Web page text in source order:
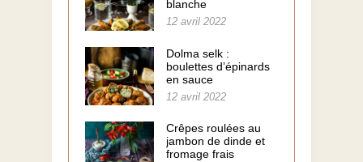
blanche
12 avril 2022
Dolma selk :
boulettes d’épinards
en sauce
12 avril 2022
Crêpes roulées au
jambon de dinde et
fromage frais